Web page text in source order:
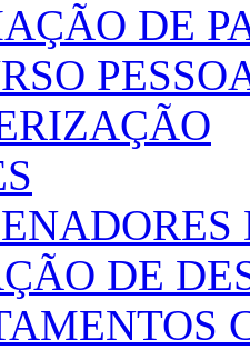
DE
DE